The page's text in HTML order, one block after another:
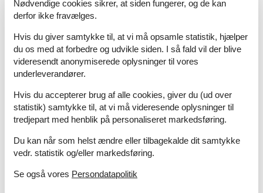
Nødvendige cookies sikrer, at siden fungerer, og de kan
derfor ikke fravælges.
Hvis du giver samtykke til, at vi må opsamle statistik, hjælper
du os med at forbedre og udvikle siden. I så fald vil der blive
videresendt anonymiserede oplysninger til vores
underleverandører.
Hvis du accepterer brug af alle cookies, giver du (ud over
statistik) samtykke til, at vi må videresende oplysninger til
tredjepart med henblik på personaliseret markedsføring.
Du kan når som helst ændre eller tilbagekalde dit samtykke
vedr. statistik og/eller markedsføring.
Se også vores Persondatapolitik